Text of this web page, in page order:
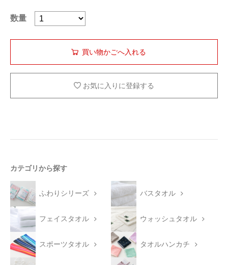
数量
お気に入りに登録する
カテゴリから探す
ふわりシリーズ バスタオル
フェイスタオル ウォッシュタオル
スポーツタオル タオルハンカチ